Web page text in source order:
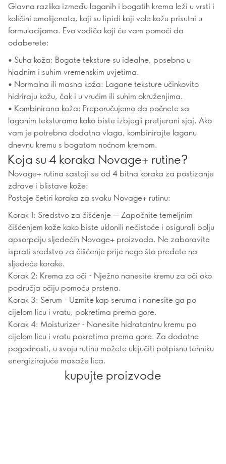
Glavna razlika između laganih i bogatih krema leži u vrsti i
količini emolijenata, koji su lipidi koji vole kožu prisutni u
formulacijama. Evo vodiča koji će vam pomoći da
odaberete:
• Suha koža: Bogate teksture su idealne, posebno u
hladnim i suhim vremenskim uvjetima.
• Normalna ili masna koža: Lagane teksture učinkovito
hidriraju kožu, čak i u vrućim ili suhim okruženjima.
• Kombinirana koža: Preporučujemo da počnete sa
laganim teksturama kako biste izbjegli pretjerani sjaj. Ako
vam je potrebna dodatna vlaga, kombinirajte laganu
dnevnu kremu s bogatom noćnom kremom.
Koja su 4 koraka Novage+ rutine?
Novage+ rutina sastoji se od 4 bitna koraka za postizanje
zdrave i blistave kože:
Postoje četiri koraka za svaku Novage+ rutinu:
Korak 1: Sredstvo za čišćenje — Započnite temeljnim
čišćenjem kože kako biste uklonili nečistoće i osigurali bolju
apsorpciju sljedećih Novage+ proizvoda. Ne zaboravite
isprati sredstvo za čišćenje prije nego što pređete na
sljedeće korake.
Korak 2: Krema za oči - Nježno nanesite kremu za oči oko
područja očiju pomoću prstena.
Korak 3: Serum - Uzmite kap seruma i nanesite ga po
cijelom licu i vratu, pokretima prema gore.
Korak 4: Moisturizer - Nanesite hidratantnu kremu po
cijelom licu i vratu pokretima prema gore. Za dodatne
pogodnosti, u svoju rutinu možete uključiti potpisnu tehniku
energizirajuće masaže lica.
kupujte proizvode